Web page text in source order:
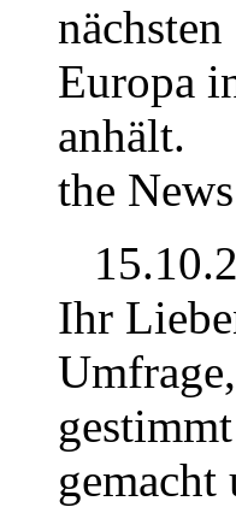
Europa
anhält.
the News
Ihr
gemacht